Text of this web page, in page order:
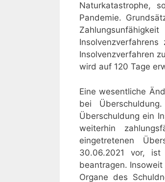
Naturkatastrophe,
Pandemie.
Insolvenzverfahren
wird auf 120 Tage
Eine wesentliche
bei
Überschuldung ein
weiterhin
eingetretenen
30.06.2021 vor, ist
beantragen.
Organe des